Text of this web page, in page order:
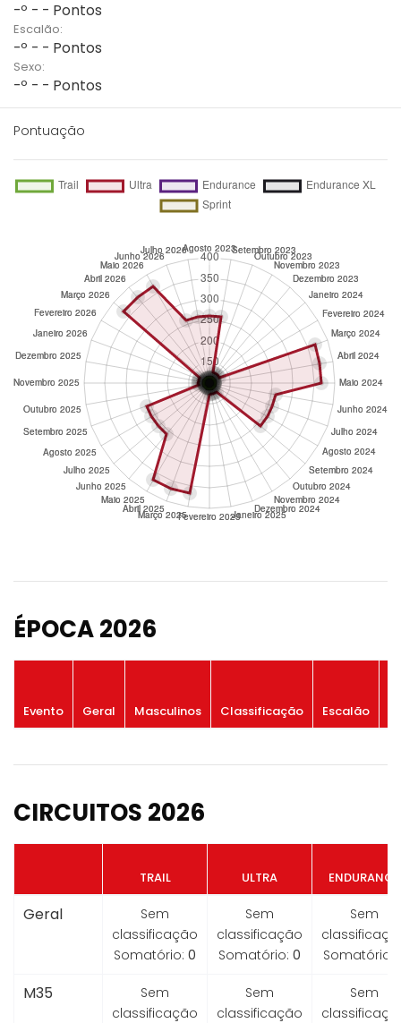
-º - - Pontos
Escalão:
-º - - Pontos
Sexo:
-º - - Pontos
Pontuação
ÉPOCA 2026
Evento Geral Masculinos Classificação Escalão
CIRCUITOS 2026
TRAIL ULTRA ENDURANCE
Geral
Sem
classificação
Somatório: 0
Sem
classificação
Somatório: 0
Sem
Somatório:
M35
Sem
classificação
Sem
classificação
Sem